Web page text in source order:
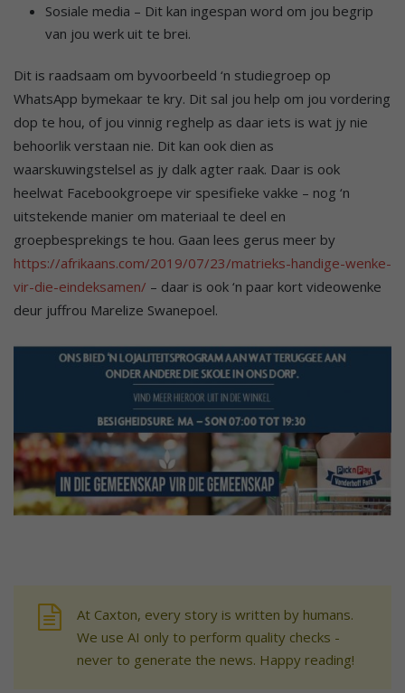
Sosiale media – Dit kan ingespan word om jou begrip
van jou werk uit te brei.
Dit is raadsaam om byvoorbeeld ‘n studiegroep op
WhatsApp bymekaar te kry. Dit sal jou help om jou vordering
dop te hou, of jou vinnig reghelp as daar iets is wat jy nie
behoorlik verstaan nie. Dit kan ook dien as
waarskuwingstelsel as jy dalk agter raak. Daar is ook
heelwat Facebookgroepe vir spesifieke vakke – nog ‘n
uitstekende manier om materiaal te deel en
groepbesprekings te hou. Gaan lees gerus meer by
https://afrikaans.com/2019/07/23/matrieks-handige-wenke-
vir-die-eindeksamen/ – daar is ook ‘n paar kort videowenke
deur juffrou Marelize Swanepoel.
At Caxton, every story is written by humans.
We use AI only to perform quality checks -
never to generate the news. Happy reading!